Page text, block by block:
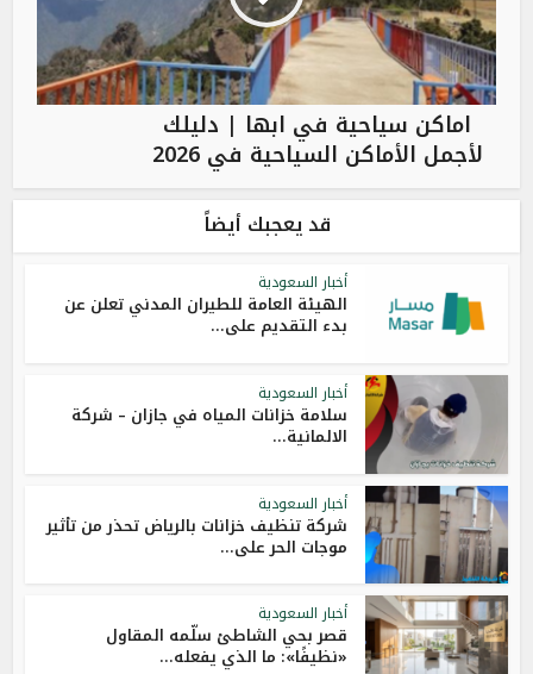
اماكن سياحية في ابها | دليلك
لأجمل الأماكن السياحية في 2026
قد يعجبك أيضاً
أخبار السعودية
الهيئة العامة للطيران المدني تعلن عن
بدء التقديم على...
أخبار السعودية
سلامة خزانات المياه في جازان – شركة
الالمانية...
أخبار السعودية
شركة تنظيف خزانات بالرياض تحذر من تأثير
موجات الحر على...
أخبار السعودية
قصر بحي الشاطئ سلّمه المقاول
«نظيفًا»: ما الذي يفعله...